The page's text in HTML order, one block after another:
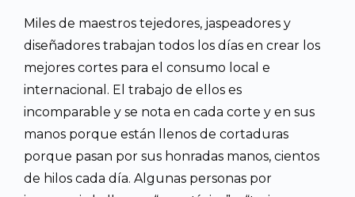
Miles de maestros tejedores, jaspeadores y
diseñadores trabajan todos los días en crear los
mejores cortes para el consumo local e
internacional. El trabajo de ellos es
incomparable y se nota en cada corte y en sus
manos porque están llenos de cortaduras
porque pasan por sus honradas manos, cientos
de hilos cada día. Algunas personas por